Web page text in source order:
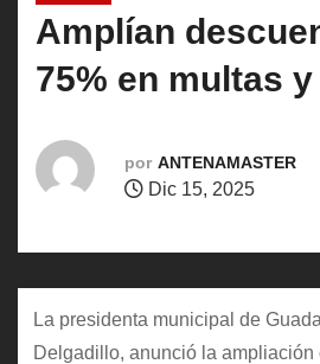
Amplían
75% en multas
por ANTENAMASTER
Dic 15, 2025
La presidenta municipal de
Delgadillo, anunció la ampliación